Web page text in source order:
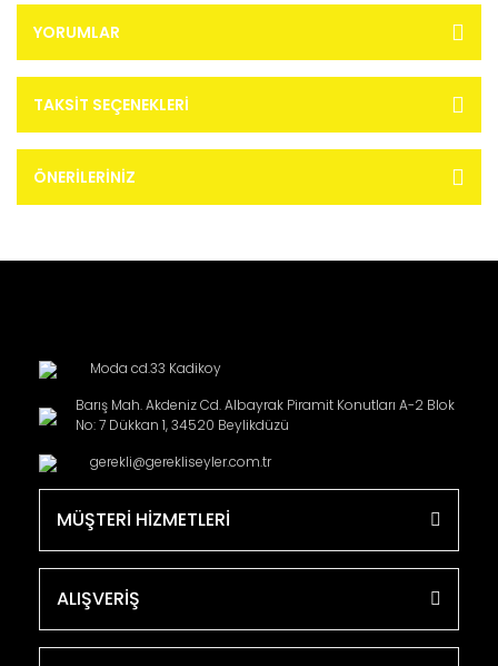
YORUMLAR
TAKSIT SEÇENEKLERI
ÖNERILERINIZ
Moda cd.33 Kadikoy
Barış Mah. Akdeniz Cd. Albayrak Piramit Konutları A-2 Blok
No: 7 Dükkan 1, 34520 Beylikdüzü
gerekli@gerekliseyler.com.tr
MÜŞTERİ HİZMETLERİ
ALIŞVERİŞ